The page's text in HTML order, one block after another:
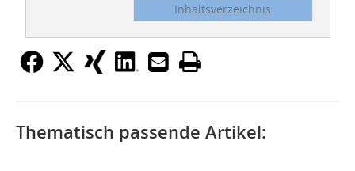
Inhaltsverzeichnis
Thematisch passende Artikel: